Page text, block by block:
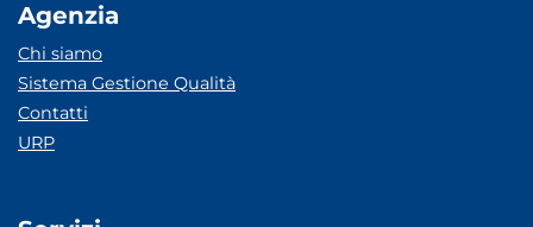
Agenzia
Chi siamo
Sistema Gestione Qualità
Contatti
URP